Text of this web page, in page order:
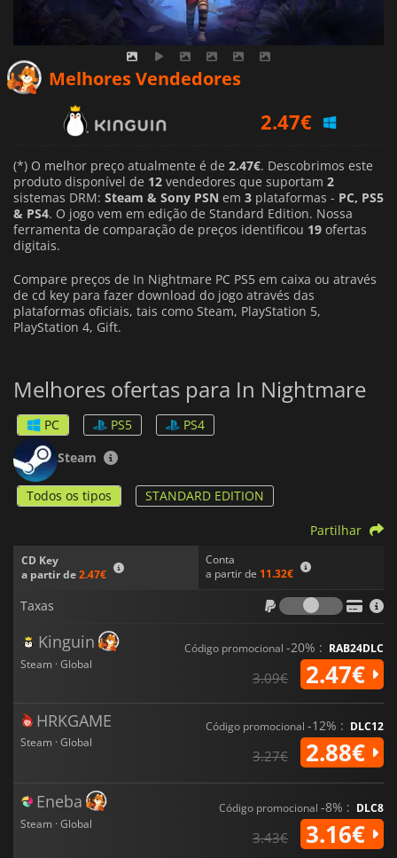
Melhores Vendedores
3.16€
2.88€
(*) O melhor preço atualmente é de 2.47€. Descobrimos este
produto disponível de 12 vendedores que suportam 2
sistemas DRM: Steam & Sony PSN em 3 plataformas - PC, PS5
& PS4. O jogo vem em edição de Standard Edition. Nossa
ferramenta de comparação de preços identificou 19 ofertas
digitais.
Compare preços de In Nightmare PC PS5 em caixa ou através
de cd key para fazer download do jogo através das
plataformas oficiais, tais como Steam, PlayStation 5,
PlayStation 4, Gift.
Melhores ofertas para In Nightmare
PC PS5
PS4
Steam
Todos os tipos STANDARD EDITION
CD Key
a partir de2.47€
Conta
a partir de 11.32€
Partilhar
Taxas
Taxas
Kinguin
Steam · Global
Código promocional -20% : RAB24DLC
3.09€ 2.47€
HRKGAME
Steam · Global
Código promocional -12% : DLC12
3.27€ 2.88€
Eneba
Steam · Global
Código promocional -8% : DLC8
3.43€ 3.16€